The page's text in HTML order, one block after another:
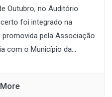
Outubro, no Auditório
foi integrado na
promovida pela Associação
com o Município da...